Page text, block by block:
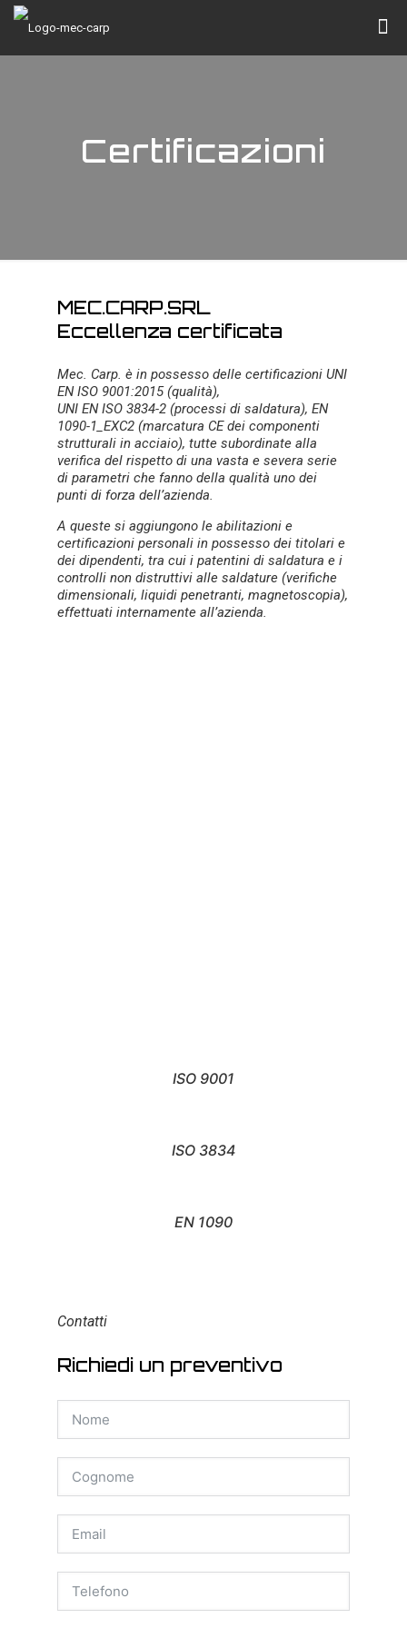
Certificazioni
MEC.CARP.SRL
Eccellenza certificata
Mec. Carp. è in possesso delle certificazioni UNI
EN ISO 9001:2015 (qualità),
UNI EN ISO 3834-2 (processi di saldatura), EN
1090-1_EXC2 (marcatura CE dei componenti
strutturali in acciaio), tutte subordinate alla
verifica del rispetto di una vasta e severa serie
di parametri che fanno della qualità uno dei
punti di forza dell’azienda.
A queste si aggiungono le abilitazioni e
certificazioni personali in possesso dei titolari e
dei dipendenti, tra cui i patentini di saldatura e i
controlli non distruttivi alle saldature (verifiche
dimensionali, liquidi penetranti, magnetoscopia),
effettuati internamente all’azienda.
ISO 9001
ISO 3834
EN 1090
Contatti
Richiedi un preventivo